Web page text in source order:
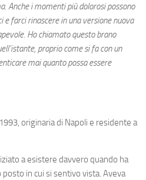
Anche i momenti più dolorosi possono
farci rinascere in una versione nuova
Ho chiamato questo brano
proprio come si fa con un
mai quanto possa essere
originaria di Napoli e residente a
a esistere davvero quando ha
posto in cui si sentivo vista. Aveva